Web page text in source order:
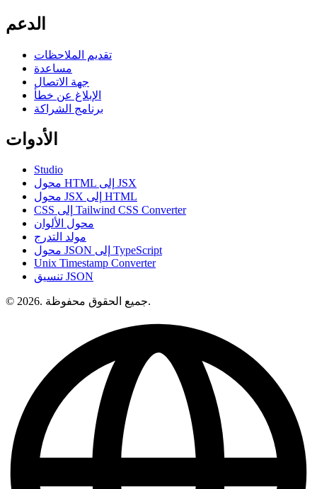
الدعم
تقديم الملاحظات
مساعدة
جهة الاتصال
الإبلاغ عن خطأ
برنامج الشراكة
الأدوات
Studio
محول HTML إلى JSX
محول JSX إلى HTML
CSS إلى Tailwind CSS Converter
محول الألوان
مولد التدرج
محول JSON إلى TypeScript
Unix Timestamp Converter
تنسيق JSON
© 2026. جميع الحقوق محفوظة.